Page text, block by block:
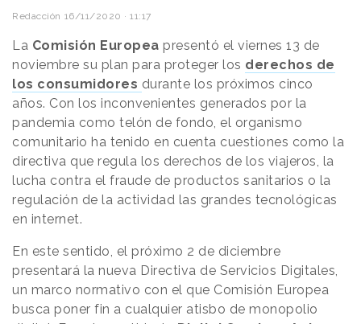
Redacción 16/11/2020 · 11:17
La Comisión Europea presentó el viernes 13 de
noviembre su plan para proteger los derechos de
los consumidores durante los próximos cinco
años. Con los inconvenientes generados por la
pandemia como telón de fondo, el organismo
comunitario ha tenido en cuenta cuestiones como la
directiva que regula los derechos de los viajeros, la
lucha contra el fraude de productos sanitarios o la
regulación de la actividad las grandes tecnológicas
en internet.
En este sentido, el próximo 2 de diciembre
presentará la nueva Directiva de Servicios Digitales,
un marco normativo con el que Comisión Europea
busca poner fin a cualquier atisbo de monopolio